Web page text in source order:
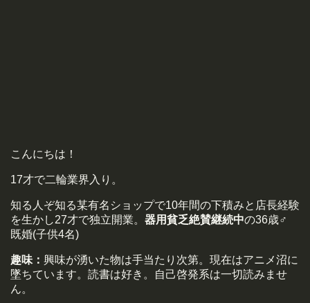
こんにちは！
17才で二輪業界入り。
知る人ぞ知る某有名ショップで10年間の下積みと店長経験
を生かし27才で独立開業。 器用貧乏絶賛継続中の36歳♂
既婚(子供4名)
趣味： 興味が湧いた物は手当たり次第。現在はアニメ沼に
墜ちています。読書は好き。自己啓発系は一切読みませ
ん。